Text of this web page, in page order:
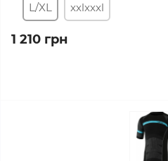
L/XL
xxlxxxl
1 210 грн